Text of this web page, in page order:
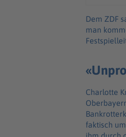
Dem ZDF
man
Charlotte
faktisch